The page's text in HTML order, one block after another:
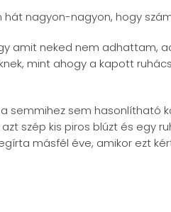
nagyon-nagyon, hogy
amit neked nem adhattam,
mint ahogy a kapott
semmihez sem hasonlítható
szép kis piros blúzt és egy
másfél éve, amikor ezt